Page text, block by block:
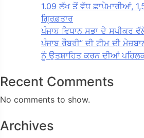
1.09 ਲੱਖ ਤੋਂ ਵੱਧ ਛਾਪੇਮਾਰੀਆਂ,
ਗ੍ਰਿਫ਼ਤਾਰ
ਪੰਜਾਬ ਵਿਧਾਨ ਸਭਾ ਦੇ ਸਪੀਕਰ
ਪੰਜਾਬ ਰੌਬਰੀ” ਦੀ ਟੀਮ ਦੀ
ਨੂੰ ਉਤਸ਼ਾਹਿਤ ਕਰਨ ਦੀਆਂ
Recent Comments
No comments to show.
Archives